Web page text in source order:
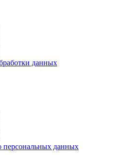
данных
персональных данных